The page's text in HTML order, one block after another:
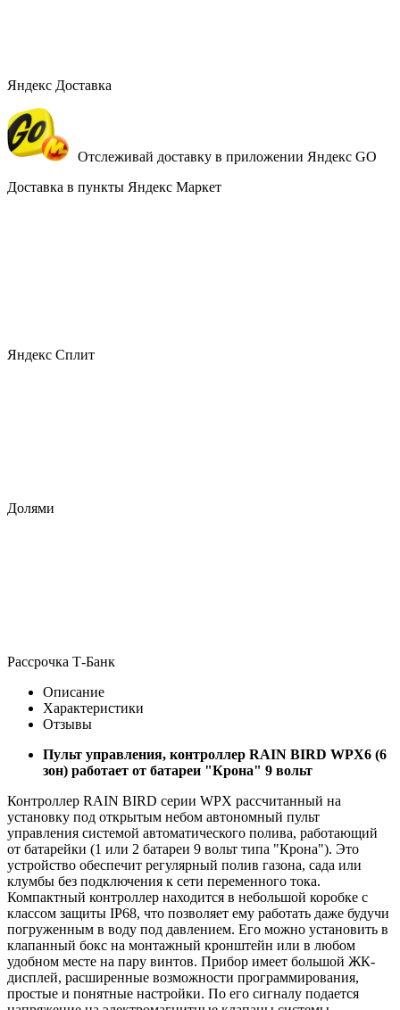
Яндекс Доставка
Отслеживай доставку в приложении Яндекс GO
Доставка в пункты Яндекс Маркет
Яндекс Сплит
Долями
Рассрочка Т-Банк
Описание
Характеристики
Отзывы
Пульт управления, контроллер RAIN BIRD WPX6 (6
зон) работает от батареи "Крона" 9 вольт
Контроллер RAIN BIRD серии WPX рассчитанный на
установку под открытым небом автономный пульт
управления системой автоматического полива, работающий
от батарейки (1 или 2 батареи 9 вольт типа "Крона"). Это
устройство обеспечит регулярный полив газона, сада или
клумбы без подключения к сети переменного тока.
Компактный контроллер находится в небольшой коробке с
классом защиты IP68, что позволяет ему работать даже будучи
погруженным в воду под давлением. Его можно установить в
клапанный бокс на монтажный кронштейн или в любом
удобном месте на пару винтов. Прибор имеет большой ЖК-
дисплей, расширенные возможности программирования,
простые и понятные настройки. По его сигналу подается